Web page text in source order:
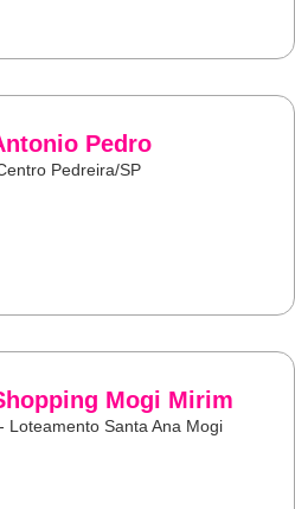
Pedro
Pedreira/SP
Mogi Mirim
Loteamento Santa Ana Mogi